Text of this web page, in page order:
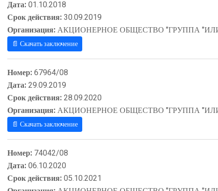
Дата:01.10.2018
Срок действия:30.09.2019
Организация:АКЦИОНЕРНОЕ ОБЩЕСТВО "ГРУППА
📄 Скачать заключение
Номер:67964/08
Дата:29.09.2019
Срок действия:28.09.2020
Организация:АКЦИОНЕРНОЕ ОБЩЕСТВО "ГРУППА
📄 Скачать заключение
Номер: 74042/08
Дата:06.10.2020
Срок действия:05.10.2021